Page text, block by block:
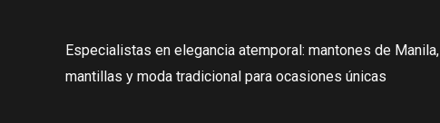
Especialistas en elegancia atemporal: mantones de Manila,
mantillas y moda tradicional para ocasiones únicas